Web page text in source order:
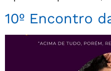
10º Encontro